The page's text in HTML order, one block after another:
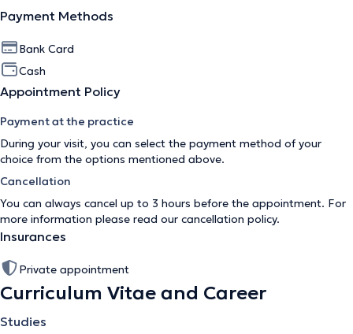
Payment Methods
Bank Card
Cash
Appointment Policy
Payment at the practice
During your visit, you can select the payment method of your
choice from the options mentioned above.
Cancellation
You can always cancel up to 3 hours before the appointment. For
more information please read our cancellation policy.
Insurances
Private appointment
Curriculum Vitae and Career
Studies